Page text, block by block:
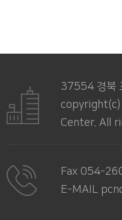
37554 경북
Center. All
Fax 054-
E-MAIL